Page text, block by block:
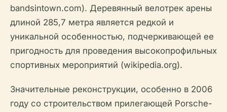
bandsintown.com). Деревянный велотрек арены
длиной 285,7 метра является редкой и
уникальной особенностью, подчеркивающей ее
пригодность для проведения высокопрофильных
спортивных мероприятий (wikipedia.org).
Значительные реконструкции, особенно в 2006
году со строительством прилегающей Porsche-